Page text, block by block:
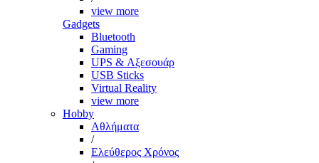
view more
Gadgets
Bluetooth
Gaming
UPS & Αξεσουάρ
USB Sticks
Virtual Reality
view more
Hobby
Αθλήματα
/
Ελεύθερος Χρόνος